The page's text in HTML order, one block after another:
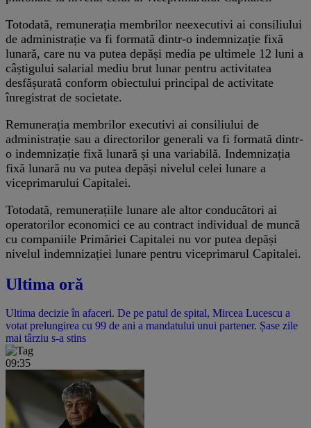
Totodată, remunerația membrilor neexecutivi ai consiliului
de administrație va fi formată dintr-o indemnizație fixă
lunară, care nu va putea depăși media pe ultimele 12 luni a
câștigului salarial mediu brut lunar pentru activitatea
desfășurată conform obiectului principal de activitate
înregistrat de societate.
Remunerația membrilor executivi ai consiliului de
administrație sau a directorilor generali va fi formată dintr-
o indemnizație fixă lunară și una variabilă. Indemnizația
fixă lunară nu va putea depăși nivelul celei lunare a
viceprimarului Capitalei.
Totodată, remunerațiile lunare ale altor conducători ai
operatorilor economici ce au contract individual de muncă
cu companiile Primăriei Capitalei nu vor putea depăși
nivelul indemnizației lunare pentru viceprimarul Capitalei.
Ultima oră
Ultima decizie în afaceri. De pe patul de spital, Mircea Lucescu a
votat prelungirea cu 99 de ani a mandatului unui partener. Șase zile
mai târziu s-a stins
09:35